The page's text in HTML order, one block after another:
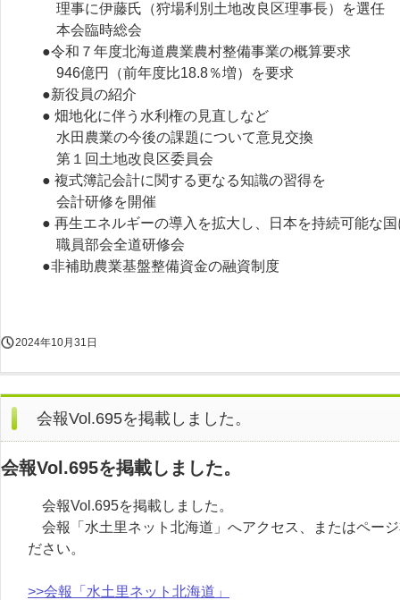
理事に伊藤氏（狩場利別土地改良区理事長）を選任
本会臨時総会
●令和７年度北海道農業農村整備事業の概算要求
946億円（前年度比18.8％増）を要求
●新役員の紹介
● 畑地化に伴う水利権の見直しなど
水田農業の今後の課題について意見交換
第１回土地改良区委員会
● 複式簿記会計に関する更なる知識の習得を
会計研修を開催
● 再生エネルギーの導入を拡大し、日本を持続可能な国
職員部会全道研修会
●非補助農業基盤整備資金の融資制度
2024年10月31日
会報Vol.695を掲載しました。
会報Vol.695を掲載しました。
会報Vol.695を掲載しました。
会報「水土里ネット北海道」へアクセス、またはペー
ださい。
>>会報「水土里ネット北海道」